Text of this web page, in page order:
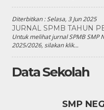
Diterbitkan :Selasa, 3 Jun 2025
JURNAL SPMB TAHUN
Untuk melihat jurnal SPMB SMP
2025/2026, silakan klik...
Data Sekolah
SMP